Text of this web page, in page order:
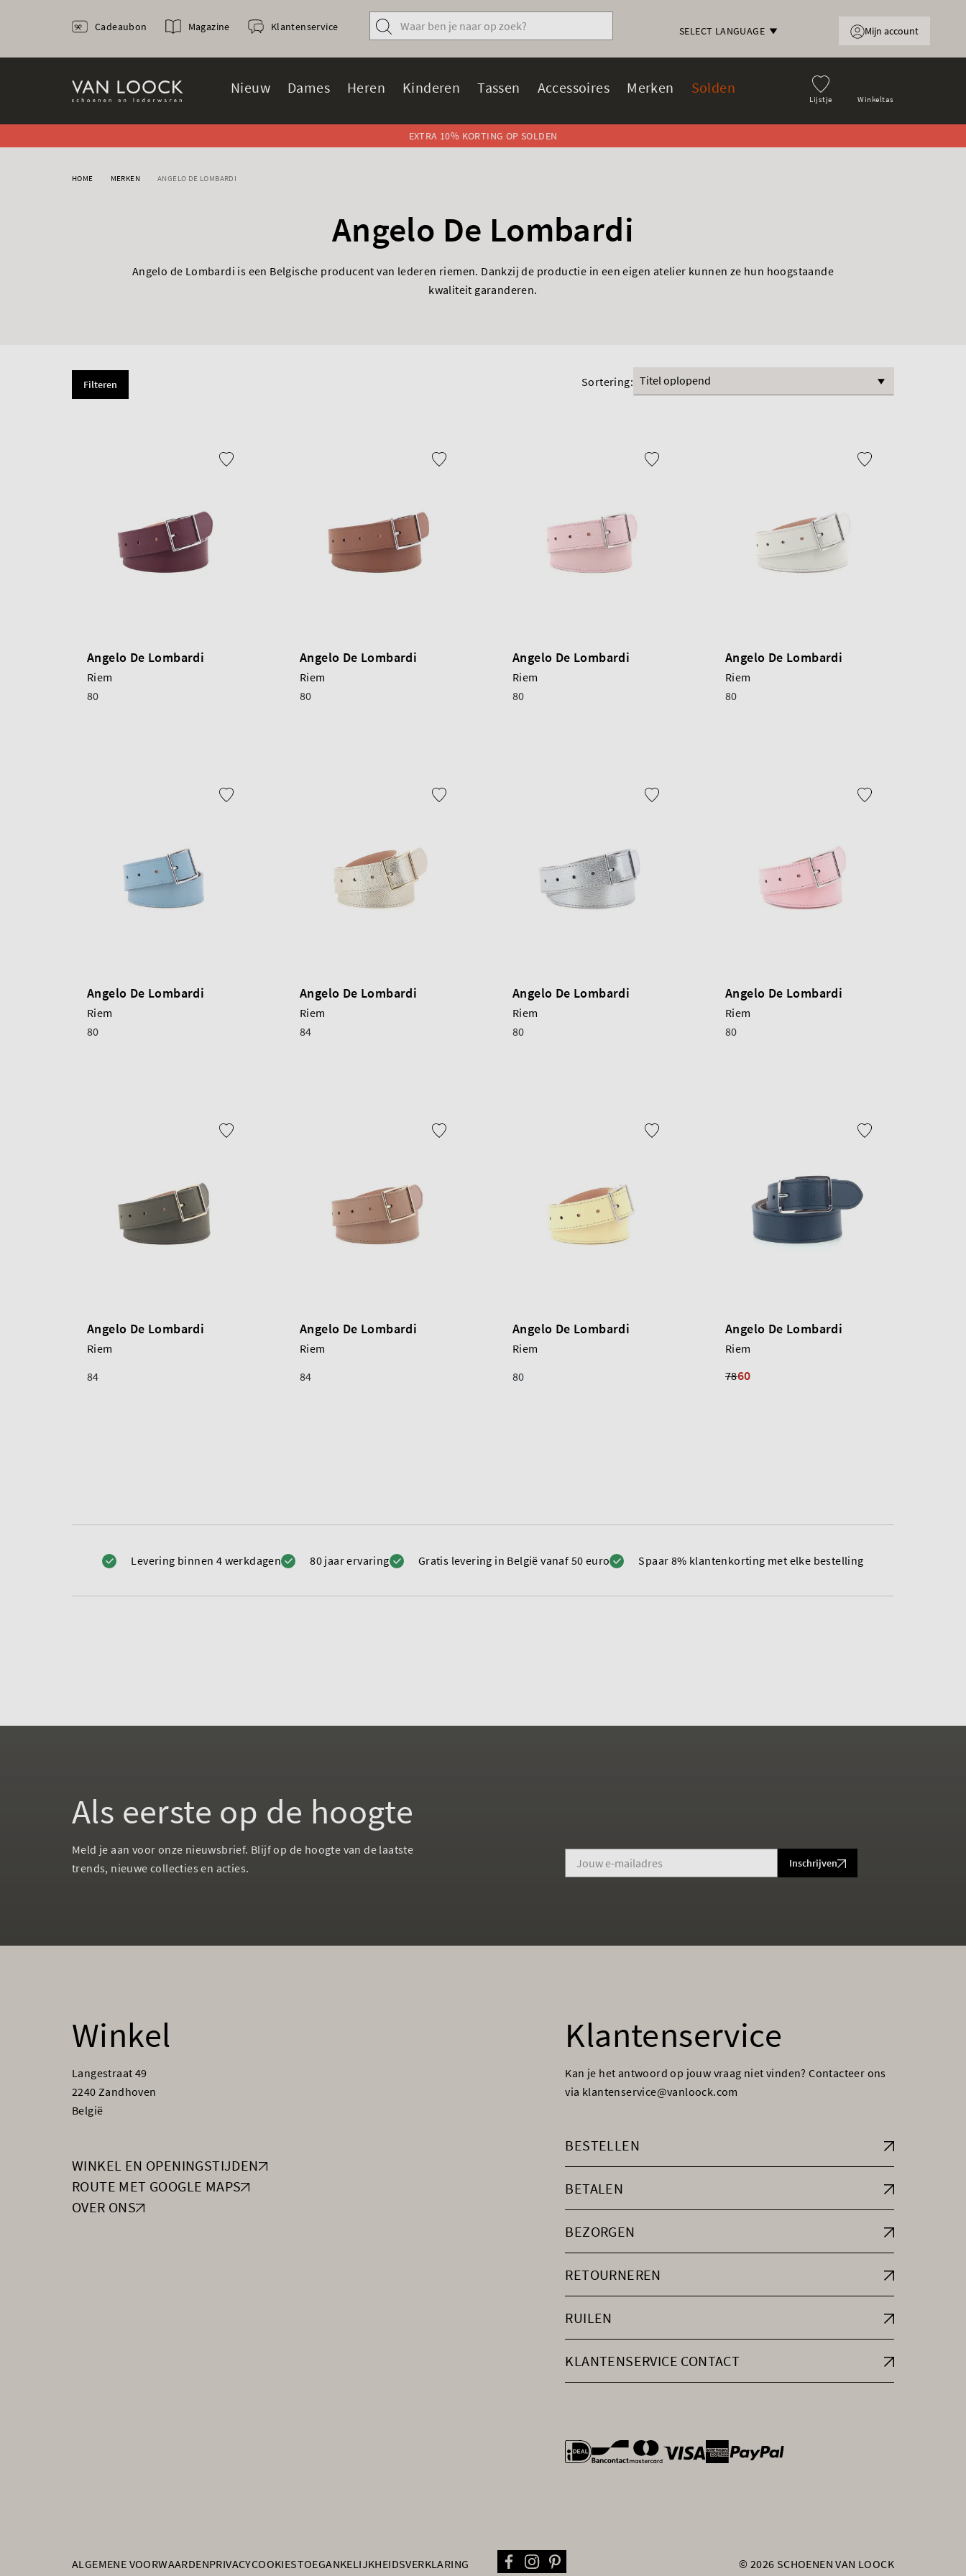
SELECT LANGUAGE
Lijstje Winkeltas
Nieuw Dames Heren Kinderen Tassen Accessoires Merken Solden
Cadeaubon Magazine Klantenservice Mijn account
EXTRA 10% KORTING OP SOLDEN
HOME MERKEN ANGELO DE LOMBARDI
Angelo De Lombardi
Angelo de Lombardi is een Belgische producent van lederen riemen. Dankzij de productie in een eigen atelier kunnen ze hun hoogstaande
kwaliteit garanderen.
Filteren Sortering:
Angelo De Lombardi
Riem
80
Angelo De Lombardi
Riem
80
Angelo De Lombardi
Riem
80
Angelo De Lombardi
Riem
80
Angelo De Lombardi
Riem
80
Angelo De Lombardi
Riem
84
Angelo De Lombardi
Riem
80
Angelo De Lombardi
Riem
80
Angelo De Lombardi
Riem
84
Angelo De Lombardi
Riem
84
Angelo De Lombardi
Riem
80
Angelo De Lombardi
Riem
7860
Levering binnen 4 werkdagen 80 jaar ervaring Gratis levering in België vanaf 50 euro Spaar 8% klantenkorting met elke bestelling
Als eerste op de hoogte
Meld je aan voor onze nieuwsbrief. Blijf op de hoogte van de laatste
trends, nieuwe collecties en acties.
Inschrijven
Winkel
Langestraat 49
2240 Zandhoven
België
WINKEL EN OPENINGSTIJDEN
ROUTE MET GOOGLE MAPS
OVER ONS
Klantenservice
Kan je het antwoord op jouw vraag niet vinden? Contacteer ons
via klantenservice@vanloock.com
BESTELLEN
BETALEN
BEZORGEN
RETOURNEREN
RUILEN
KLANTENSERVICE CONTACT
general.paymentOptions
ALGEMENE VOORWAARDENPRIVACYCOOKIESTOEGANKELIJKHEIDSVERKLARING © 2026 SCHOENEN VAN LOOCK